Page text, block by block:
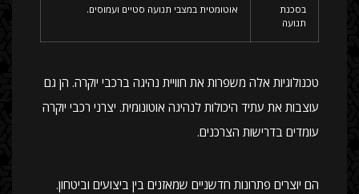
בסכנת
תנועה
אוטומטית במצבי תנועה סטיים ועמוסים.
טכנולוגיות אלה משפרות את חוויית נהיגה ברכבי יוקרה. הן גם
עוצבות את עתיד היכולות לנהיגה אוטונומית. יצרני רכבי יוקרה
עומדים בדרישות הצרכנים.
הם יוצרים פתרונות חדשניים שמאזנים בין ביצועים וביטחון.